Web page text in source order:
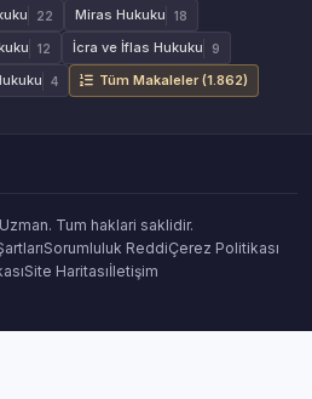
22 Miras Hukuku 18
12 İcra ve İflas Hukuku 9
4 Tüm Makaleler (1.862)
Tum haklari saklidir.
Sorumluluk ReddiÇerez Politikası
Site Haritasıİletişim